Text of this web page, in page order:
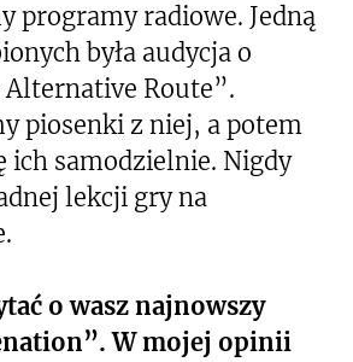
programy radiowe. Jedną
była audycja o
Route”.
piosenki z niej, a potem
ich samodzielnie. Nigdy
lekcji gry na
o wasz najnowszy
W mojej opinii